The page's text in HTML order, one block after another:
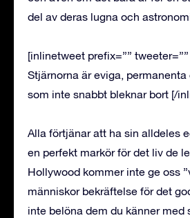
del av deras lugna och
[inlinetweet prefix=”” tweeter=””
Stjärnorna är eviga,
som inte snabbt bleknar bort [/
Alla förtjänar att ha sin alldeles
en perfekt markör för det liv de
Hollywood kommer inte ge oss
människor bekräftelse för det
inte belöna dem du känner med